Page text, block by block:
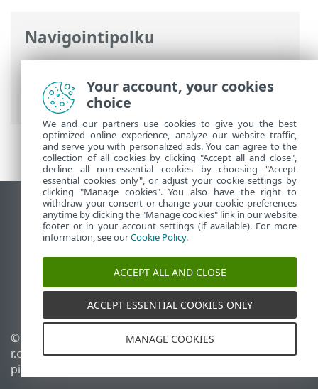
Navigointipolku
ESET-online-ohje>ESET Security Ultimate
ESET Security Ultimate> Uudet
ominaisuudet
Näytä tietokonesivusto
End of Life
ESET-tietämyskanta
ESET-foorumi
ESET Status Portal
Alueellinen tuki
© 1992 - 2026 ESET, spol. s
r.o. – Kaikki oikeudet
pidätetään.
Evästeiden hallinta
Evästekäytäntö
Your account, your cookies
choice
We and our partners use cookies to give you the best
optimized online experience, analyze our website traffic,
and serve you with personalized ads. You can agree to the
collection of all cookies by clicking "Accept all and close",
decline all non-essential cookies by choosing "Accept
essential cookies only", or adjust your cookie settings by
clicking "Manage cookies". You also have the right to
withdraw your consent or change your cookie preferences
anytime by clicking the "Manage cookies" link in our website
footer or in your account settings (if available). For more
information, see ourCookie Policy.
ACCEPT ALL AND CLOSE
ACCEPT ESSENTIAL COOKIES ONLY
MANAGE COOKIES